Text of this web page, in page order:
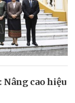
cao hiệu